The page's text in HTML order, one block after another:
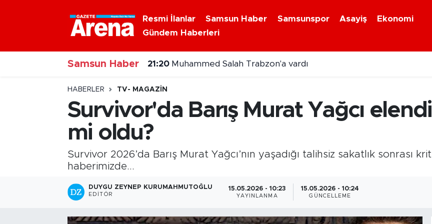
Resmi İlanlar Samsun Haber Samsunspor Asayiş
Ekonomi
Gündem Haberleri
Samsun Haber 21:20 Muhammed Salah Trabzon'a vardı
HABERLER TV- MAGAZIN
Survivor'da Barış Murat Yağcı
mi oldu?
Survivor 2026’da Barış Murat Yağcı’nın yaşadığı talihsiz sakatlık sonrası
haberimizde...
DUYGU ZEYNEP KURUMAHMUTOĞLU
EDITÖR
15.05.2026 - 10:23
YAYINLANMA
15.05.2026 - 10:24
GÜNCELLEME
Nöbetçi Eczaneler
Hava Durumu
Samsun Namaz Vakitleri
Trafik Durumu
Süper Lig Puan Durumu ve Fikstür
Tüm Manşetler
Son Dakika Haberleri
Haber Arşivi